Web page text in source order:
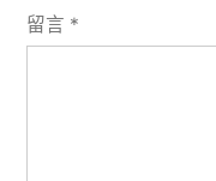
留言 *